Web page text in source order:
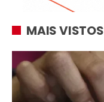
MAIS VISTOS